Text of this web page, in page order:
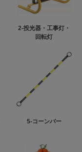
2-投光器・工事灯・
回転灯
5-コーンバー